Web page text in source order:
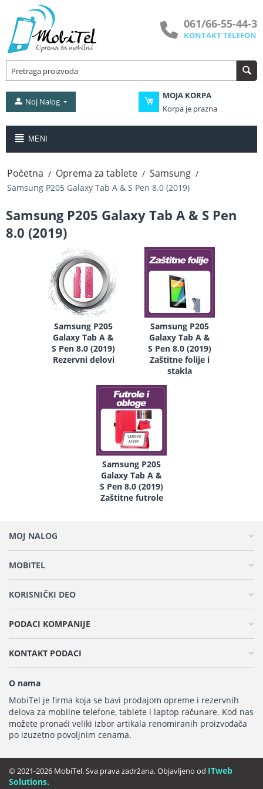
061/66-55-44-3
KONTAKT TELEFON
MOJA KORPA
Korpa je prazna
Noj Nalog
MENI
Početna / Oprema za tablete / Samsung /
Samsung P205 Galaxy Tab A & S Pen 8.0 (2019)
Samsung P205 Galaxy Tab A & S Pen
8.0 (2019)
Samsung P205
Galaxy Tab A &
S Pen 8.0 (2019)
Rezervni delovi
Samsung P205
Galaxy Tab A &
S Pen 8.0 (2019)
Zaštitne folije i
stakla
Samsung P205
Galaxy Tab A &
S Pen 8.0 (2019)
Zaštitne futrole
MOJ NALOG
MOBITEL
KORISNIČKI DEO
PODACI KOMPANIJE
KONTAKT PODACI
O nama
MobiTel je firma koja se bavi prodajom opreme i rezervnih
delova za mobilne telefone, tablete i laptop računare. Kod nas
možete pronaći veliki izbor artikala renomiranih proizvođača
po izuzetno povoljnim cenama.
© 2021-2026 MobiTel. Sva prava zadržana. Objavljeno od ITweb
Solutions.